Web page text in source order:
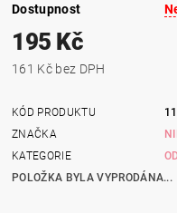
Dostupnost
195 Kč
161 Kč bez DPH
KÓD PRODUKTU
ZNAČKA
KATEGORIE
POLOŽKA BYLA VYPRODÁNA...